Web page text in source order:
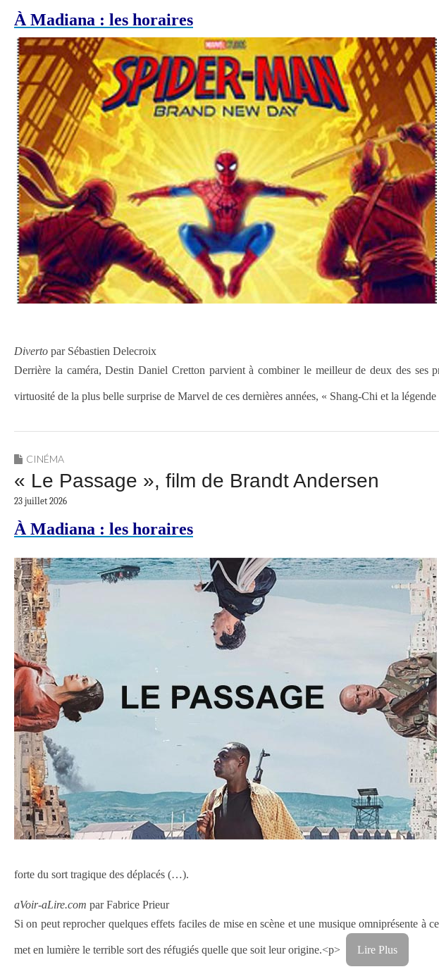
À Madiana : les horaires
Diverto par Sébastien Delecroix
Derrière la caméra, Destin Daniel Cretton parvient à combiner le meilleur de deux des ses
virtuosité de la plus belle surprise de Marvel de ces dernières années, « Shang-Chi et la
CINÉMA
« Le Passage », film de Brandt Andersen
23 juillet 2026
À Madiana : les horaires
forte du sort tragique des déplacés (…).
aVoir-aLire.com par Fabrice Prieur
Si on peut reprocher quelques effets faciles de mise en scène et une musique omniprésente
met en lumière le terrible sort des réfugiés quelle que soit leur origine.<p> Lire Plus